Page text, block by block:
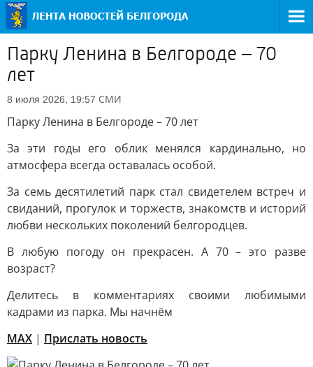
Парку Ленина в Белгороде – 70
лет
8 июля 2026, 19:57 СМИ
Парку Ленина в Белгороде – 70 лет
За эти годы его облик менялся кардинально, но
атмосфера всегда оставалась особой.
За семь десятилетий парк стал свидетелем встреч и
свиданий, прогулок и торжеств, знакомств и историй
любви нескольких поколений белгородцев.
В любую погоду он прекрасен. А 70 – это разве
возраст?
Делитесь в комментариях своими любимыми
кадрами из парка. Мы начнём
МАХ | Прислать новость